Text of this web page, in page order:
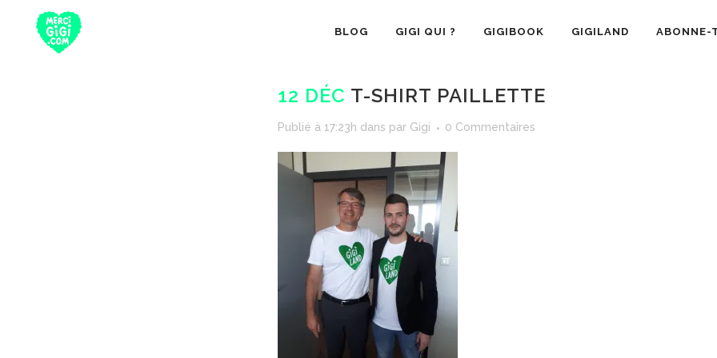
BLOG GIGI QUI ? GIGIBOOK GIGILAND ABONNE-
12 DÉC T-SHIRT PAILLETTE
Publié à 17:23h dans par Gigi 0 Commentaires